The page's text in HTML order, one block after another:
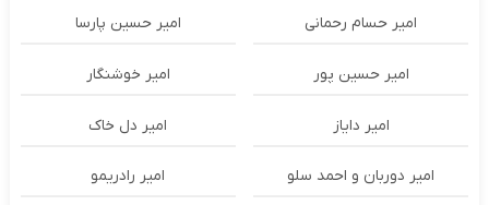
امیر حسام رحمانی امیر حسین پارسا
امیر حسین پور امیر خوشنگار
امیر دایاز امیر دل خاک
امیر دوربان و احمد سلو امیر رادریمو